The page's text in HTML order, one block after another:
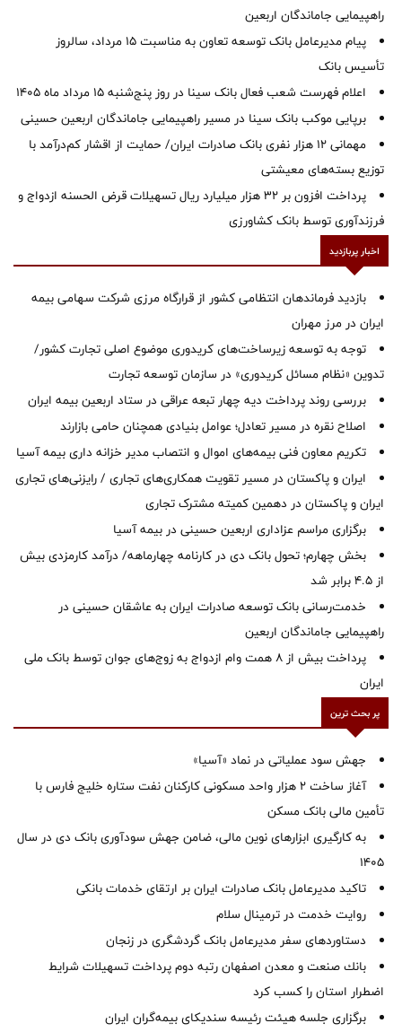
راهپیمایی جاماندگان اربعین
پیام مدیرعامل بانک توسعه تعاون به مناسبت 15 مرداد، سالروز
تأسیس بانک
اعلام فهرست شعب فعال بانک سینا در روز پنج‌شنبه 15 مرداد ماه 1405
برپایی موکب بانک سینا در مسیر راهپیمایی جاماندگان اربعین حسینی
مهمانی ۱۲ هزار نفری بانک صادرات ایران/ حمایت از اقشار کم‌درآمد با
توزیع بسته‌های معیشتی
پرداخت افزون بر 32 هزار میلیارد ریال تسهیلات قرض الحسنه ازدواج و
فرزندآوری توسط بانک کشاورزی
اخبار پربازدید
بازدید فرماندهان انتظامی کشور از قرارگاه مرزی شرکت سهامی بیمه
ایران در مرز مهران
توجه به توسعه زیرساخت‌های کریدوری موضوع اصلی تجارت کشور/
تدوین «نظام مسائل کریدوری» در سازمان توسعه تجارت
بررسی روند پرداخت دیه چهار تبعه عراقی در ستاد اربعین بیمه ایران
اصلاح نقره در مسیر تعادل؛ عوامل بنیادی همچنان حامی بازارند
تکریم معاون فنی بیمه‌های اموال و انتصاب مدیر خزانه داری بیمه آسیا
ایران و پاکستان در مسیر تقویت همکاری‌های تجاری / رایزنی‌های تجاری
ایران و پاکستان در دهمین کمیته مشترک تجاری
برگزاری مراسم عزاداری اربعین حسینی در بیمه آسیا
بخش چهارم؛ تحول بانک دی در کارنامه چهارماهه/ درآمد کارمزدی بیش
از ۴.۵ برابر شد
خدمت‌رسانی بانک توسعه صادرات ایران به عاشقان حسینی در
راهپیمایی جاماندگان اربعین
پرداخت بیش از ۸ همت وام ازدواج به زوج‌های جوان توسط بانک ملی
ایران
پر بحث ترین
جهش سود عملیاتی در نماد «آسیا»
آغاز ساخت ۲ هزار واحد مسکونی کارکنان نفت ستاره خلیج فارس با
تأمین مالی بانک مسکن
به کارگیری ابزارهای نوین مالی، ضامن جهش سودآوری بانک دی در سال
1405
تاکید مدیرعامل بانک صادرات ایران بر ارتقای خدمات بانکی
روایت خدمت در ترمینال سلام
دستاوردهای سفر مدیرعامل بانک گردشگری در زنجان
بانك صنعت و معدن اصفهان رتبه دوم پرداخت تسهیلات شرایط
اضطرار استان را كسب كرد
برگزاری جلسه هیئت رئیسه سندیکای بیمه‌گران ایران